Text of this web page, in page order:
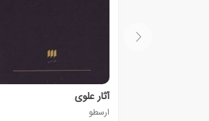
آثار علوی
ارسطو